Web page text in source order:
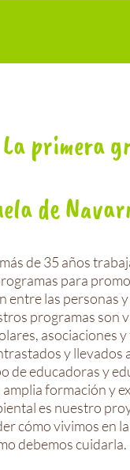
La primera
de
de 35 años
para
entre las personas
programas son
asociaciones y
y llevados
de educadoras y
formación y
es nuestro
cómo vivimos en
debemos cuidarla.